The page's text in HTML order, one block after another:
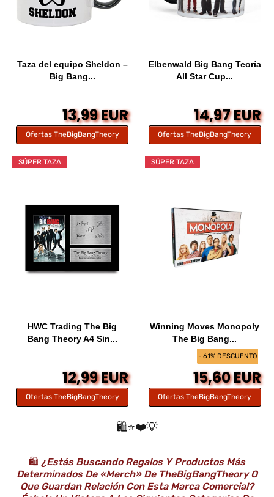
Taza del equipo Sheldon –
Big Bang...
13,99 EUR
Ofertas TheBigBangTheory
Elbenwald Big Bang Teoría
All Star Cup...
14,97 EUR
Ofertas TheBigBangTheory
SÚPER TAZA
HWC Trading The Big
Bang Theory A4 Sin...
12,99 EUR
Ofertas TheBigBangTheory
- 61% DESCUENTO
SÚPER TAZA
Winning Moves Monopoly
The Big Bang...
15,60 EUR
Ofertas TheBigBangTheory
🛍️⭐️❤️💡
🛍️ ¿Estás Buscando Regalos Y Productos Más
Determinados De «Merch» De TheBigBangTheory O
Que Guardan Relación Con Esta Marca Comercial?